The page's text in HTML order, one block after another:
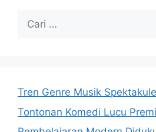
Cari
Tren Genre Musik
Tontonan Komedi Lucu